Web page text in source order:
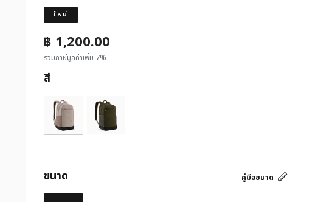
ใหม่
฿ 1,200.00
รวมภาษีมูลค่าเพิ่ม 7%
สี
คู่มือขนาด
ขนาด